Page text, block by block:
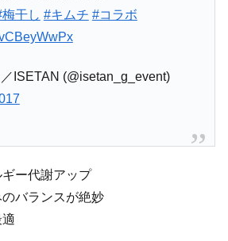
干し #キムチ #コラボ
ISETAN (@isetan_g_event)
ー代謝アップ
バランスが絶妙